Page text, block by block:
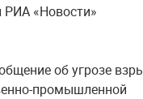
РИА «Новости»
об угрозе
промышленной